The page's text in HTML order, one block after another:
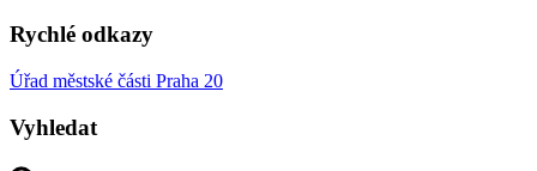
Rychlé odkazy
Úřad městské části Praha 20
Vyhledat